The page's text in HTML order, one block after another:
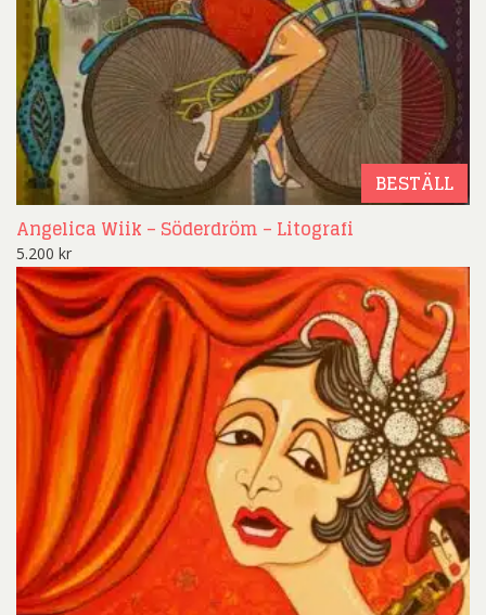
BESTÄLL
Angelica Wiik – Söderdröm – Litografi
5.200 kr